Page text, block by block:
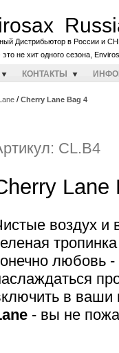
Дистрибьютор в России и
это не хит одного сезона,
КОНТАКТЫ
/Cherry Lane Bag 4
CL.B4
Lane
воздух и
любовь -
в
- вы не